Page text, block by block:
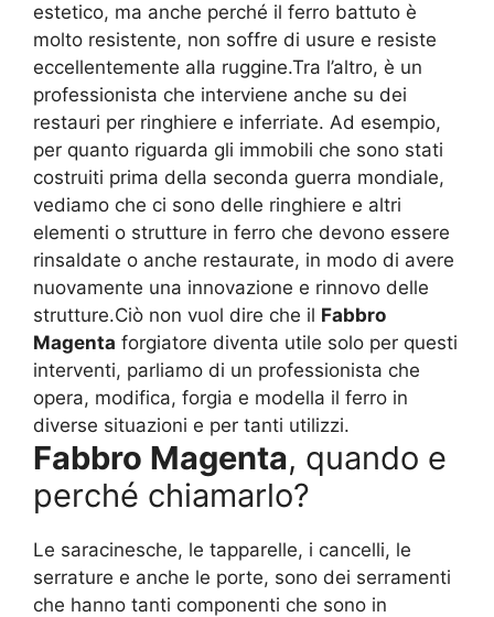
estetico, ma anche perché il ferro battuto è
molto resistente, non soffre di usure e resiste
eccellentemente alla ruggine.Tra l’altro, è un
professionista che interviene anche su dei
restauri per ringhiere e inferriate. Ad esempio,
per quanto riguarda gli immobili che sono stati
costruiti prima della seconda guerra mondiale,
vediamo che ci sono delle ringhiere e altri
elementi o strutture in ferro che devono essere
rinsaldate o anche restaurate, in modo di avere
nuovamente una innovazione e rinnovo delle
strutture.Ciò non vuol dire che il Fabbro
Magenta forgiatore diventa utile solo per questi
interventi, parliamo di un professionista che
opera, modifica, forgia e modella il ferro in
diverse situazioni e per tanti utilizzi.
Fabbro Magenta, quando e
perché chiamarlo?
Le saracinesche, le tapparelle, i cancelli, le
serrature e anche le porte, sono dei serramenti
che hanno tanti componenti che sono in